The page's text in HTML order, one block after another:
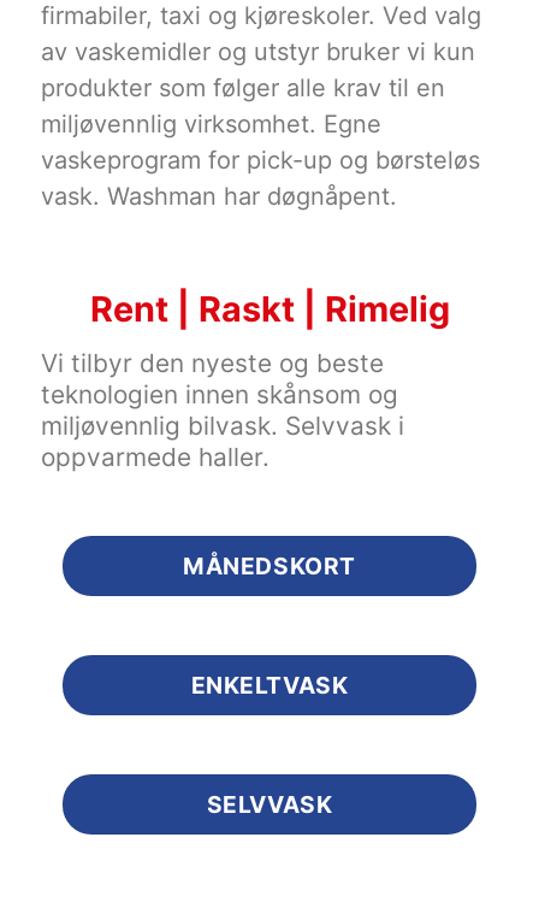
firmabiler, taxi og kjøreskoler. Ved valg
av vaskemidler og utstyr bruker vi kun
produkter som følger alle krav til en
miljøvennlig virksomhet. Egne
vaskeprogram for pick-up og børsteløs
vask. Washman har døgnåpent.
Rent | Raskt | Rimelig
Vi tilbyr den nyeste og beste
teknologien innen skånsom og
miljøvennlig bilvask. Selvvask i
oppvarmede haller.
MÅNEDSKORT
ENKELTVASK
SELVVASK